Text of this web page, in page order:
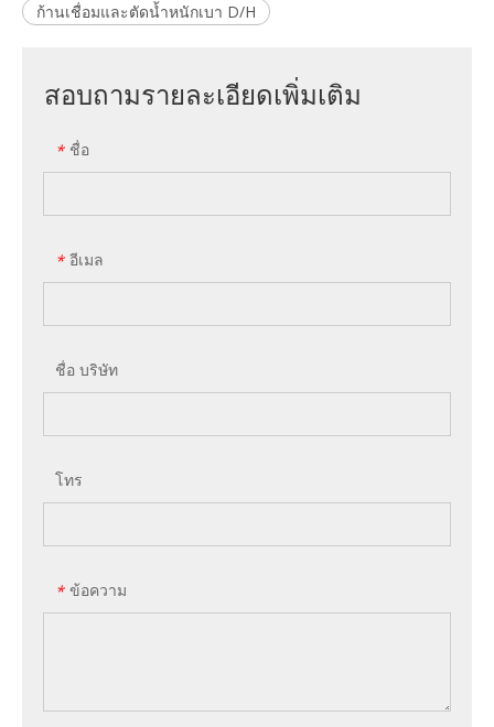
ก้านเชื่อมและตัดน้ำหนักเบา D/H
สอบถามรายละเอียดเพิ่มเติม
* ชื่อ
* อีเมล
ชื่อ บริษัท
โทร
* ข้อความ